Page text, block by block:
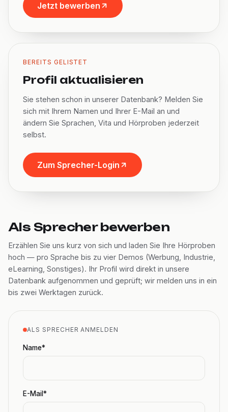
Jetzt bewerben
BEREITS GELISTET
Profil aktualisieren
Sie stehen schon in unserer Datenbank? Melden Sie
sich mit Ihrem Namen und Ihrer E-Mail an und
ändern Sie Sprachen, Vita und Hörproben jederzeit
selbst.
Zum Sprecher-Login
Als Sprecher bewerben
Erzählen Sie uns kurz von sich und laden Sie Ihre Hörproben
hoch — pro Sprache bis zu vier Demos (Werbung, Industrie,
eLearning, Sonstiges). Ihr Profil wird direkt in unsere
Datenbank aufgenommen und geprüft; wir melden uns in ein
bis zwei Werktagen zurück.
ALS SPRECHER ANMELDEN
Name*
E-Mail*